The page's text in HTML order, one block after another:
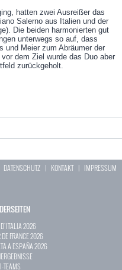
hatten zwei Ausreißer das
Salerno aus Italien und der
Die beiden harmonierten gut
unterwegs so auf, dass
und Meier zum Abräumer der
dem Ziel wurde das Duo aber
zurückgeholt.
DATENSCHUTZ | KONTAKT| IMPRESSUM
2026
DE FRANCE 2026
A ESPAÑA 2026
TEAMS